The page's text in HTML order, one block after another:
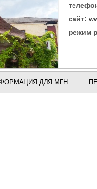
сайт:
режим
ДЛЯ МГН